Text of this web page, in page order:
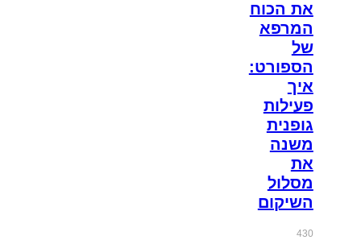
את הכוח
המרפא
של
הספורט:
איך
פעילות
גופנית
משנה
את
מסלול
השיקום
430